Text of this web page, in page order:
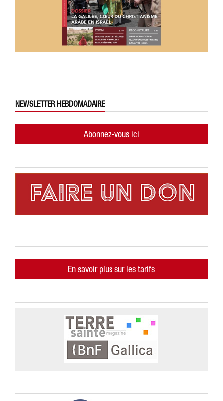
NEWSLETTER HEBDOMADAIRE
Abonnez-vous ici
En savoir plus sur les tarifs